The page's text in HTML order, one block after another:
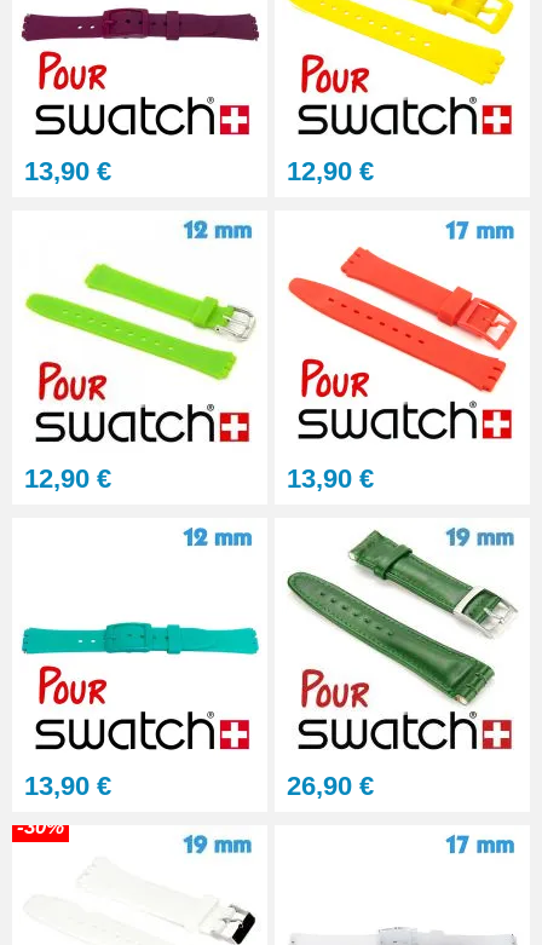
Pied à coulisse digital pas cher
Loupe montre puissance
grossissement X5
6,90 €
13,90 € 12,90 €
12,90 € 13,90 €
13,90 € 26,90 €
-30%